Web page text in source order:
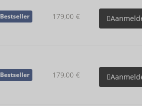
Bestseller 179,00 €
Bestseller 179,00 €